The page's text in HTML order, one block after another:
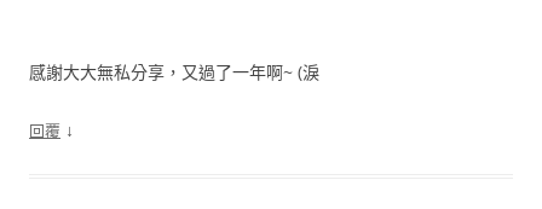
感謝大大無私分享，又過了一年啊~ (淚
回覆 ↓